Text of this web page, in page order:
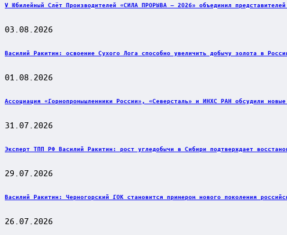
V Юбилейный Слёт Производителей «СИЛА ПРОРЫВА — 2026» объединил
03.08.2026
Василий Ракитин: освоение Сухого Лога способно увеличить добычу золота в
01.08.2026
Ассоциация «Горнопромышленники России», «Северсталь» и ИНХС РАН обсудили
31.07.2026
Эксперт ТПП РФ Василий Ракитин: рост угледобычи в Сибири подтверждает
29.07.2026
Василий Ракитин: Черногорский ГОК становится примером нового поколения
26.07.2026